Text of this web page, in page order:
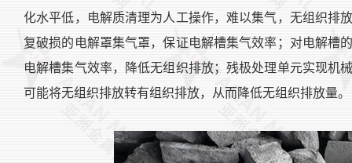
化水平低，电解质清理为人工操作，难以集气，无组织排
复破损的电解罩集气罩，保证电解槽集气效率；对电解槽
电解槽集气效率，降低无组织排放；残极处理单元实现机
可能将无组织排放转有组织排放，从而降低无组织排放量。